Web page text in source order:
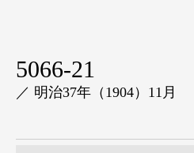
5066-21
／ 明治37年（1904）11月